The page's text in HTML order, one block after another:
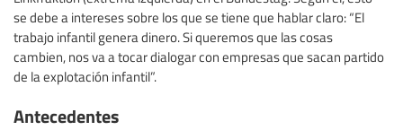
se debe a intereses sobre los que se tiene que hablar claro: “El
trabajo infantil genera dinero. Si queremos que las cosas
cambien, nos va a tocar dialogar con empresas que sacan partido
de la explotación infantil”.
Antecedentes